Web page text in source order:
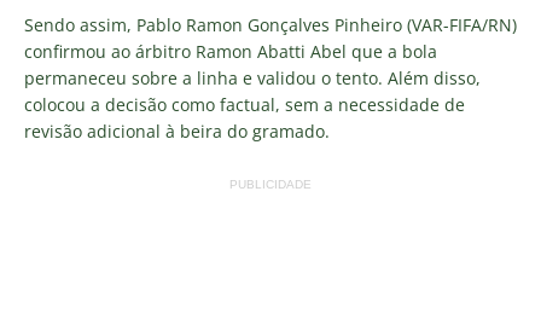
Sendo assim, Pablo Ramon Gonçalves Pinheiro (VAR-FIFA/RN)
confirmou ao árbitro Ramon Abatti Abel que a bola
permaneceu sobre a linha e validou o tento. Além disso,
colocou a decisão como factual, sem a necessidade de
revisão adicional à beira do gramado.
PUBLICIDADE